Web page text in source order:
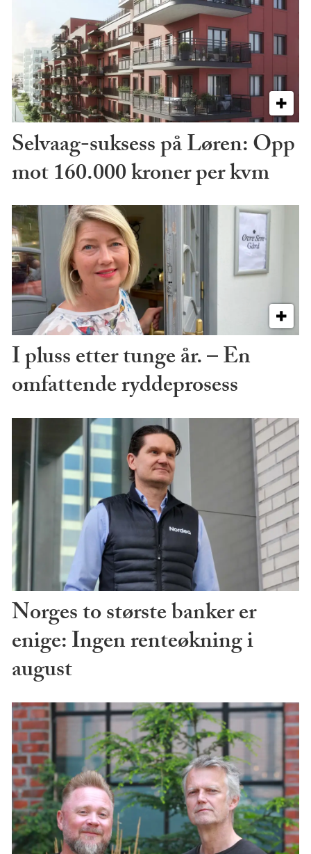
Selvaag-suksess på Løren: Opp
mot 160.000 kroner per kvm
I pluss etter tunge år. – En
omfattende ryddeprosess
Norges to største banker er
enige: Ingen renteøkning i
august